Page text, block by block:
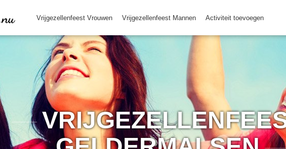
Vrijgezellenfeest Vrouwen Vrijgezellenfeest Mannen Activiteit toevoegen